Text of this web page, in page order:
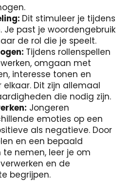
Dit stimuleer je tijdens
Je past je woordengebruik
de rol die je speelt.
Tijdens rollenspellen
omgaan met
interesse tonen en
Dit zijn allemaal
die nodig zijn.
Jongeren
emoties op een
als negatieve. Door
en een bepaald
nemen, leer je om
en de
begrijpen.